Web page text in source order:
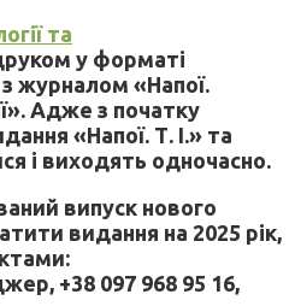
та
у форматі
журналом «Напої.
Адже з початку
«Напої. Т. І.» та
і виходять одночасно.
випуск нового
видання на 2025 рік,
+38 097 968 95 16,